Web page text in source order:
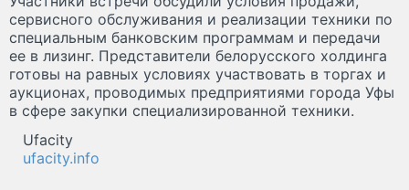
сервисного обслуживания и реализации техники по
специальным банковским программам и передачи
ее в лизинг. Представители белорусского холдинга
готовы на равных условиях участвовать в торгах и
аукционах, проводимых предприятиями города Уфы
в сфере закупки специализированной техники.
Ufacity
ufacity.info